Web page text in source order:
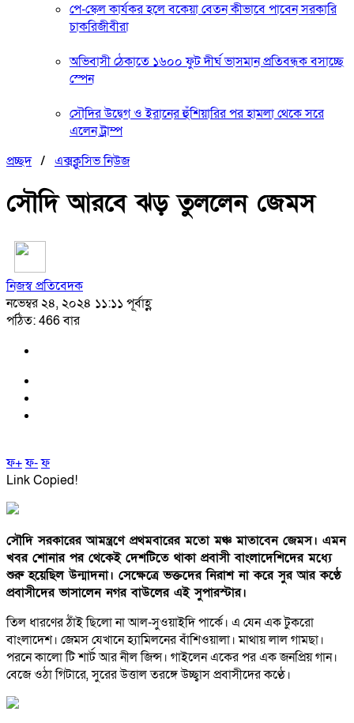
পে-স্কেল কার্যকর হলে বকেয়া বেতন কীভাবে পাবেন সরকারি
চাকরিজীবীরা
অভিবাসী ঠেকাতে ১৬০০ ফুট দীর্ঘ ভাসমান প্রতিবন্ধক বসাচ্ছে
স্পেন
সৌদির উদ্বেগ ও ইরানের হুঁশিয়ারির পর হামলা থেকে সরে
এলেন ট্রাম্প
প্রচ্ছদ/ এক্সক্লুসিভ নিউজ
সৌদি আরবে ঝড় তুললেন জেমস
নিজস্ব প্রতিবেদক
নভেম্বর ২৪, ২০২৪ ১১:১১ পূর্বাহ্ণ
পঠিত: 466 বার
ফ+ফ-ফ
Link Copied!
সৌদি সরকারের আমন্ত্রণে প্রথমবারের মতো মঞ্চ মাতাবেন জেমস। এমন
খবর শোনার পর থেকেই দেশটিতে থাকা প্রবাসী বাংলাদেশিদের মধ্যে
শুরু হয়েছিল উন্মাদনা। সেক্ষেত্রে ভক্তদের নিরাশ না করে সুর আর কণ্ঠে
প্রবাসীদের ভাসালেন নগর বাউলের এই সুপারস্টার।
তিল ধারণের ঠাঁই ছিলো না আল-সুওয়াইদি পার্কে। এ যেন এক টুকরো
বাংলাদেশ। জেমস যেখানে হ্যামিলনের বাঁশিওয়ালা। মাথায় লাল গামছা।
পরনে কালো টি শার্ট আর নীল জিন্স। গাইলেন একের পর এক জনপ্রিয় গান।
বেজে ওঠা গিটারে, সুরের উত্তাল তরঙ্গে উচ্ছ্বাস প্রবাসীদের কণ্ঠে।